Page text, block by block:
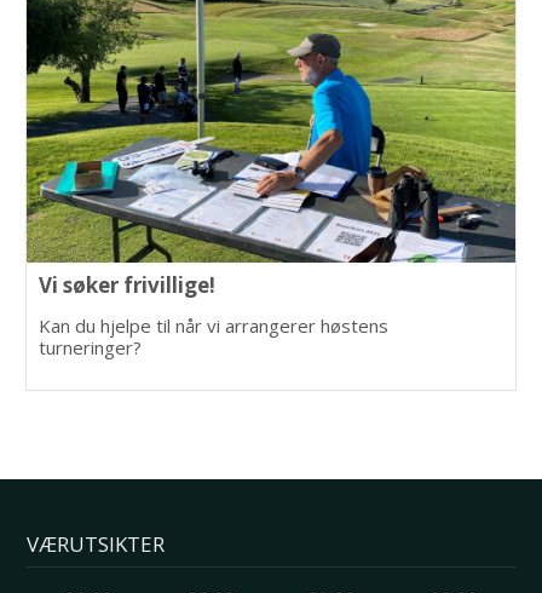
Vi søker frivillige!
Kan du hjelpe til når vi arrangerer høstens
turneringer?
VÆRUTSIKTER